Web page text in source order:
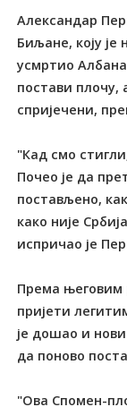
Александар
Биљане, коју је
усмртио
постави плочу,
спријечени,
"Кад смо
Почео је да
постављено,
како није
испричао је
Према његовим
пријети
је дошао и
да поново
"Ова Спомен-